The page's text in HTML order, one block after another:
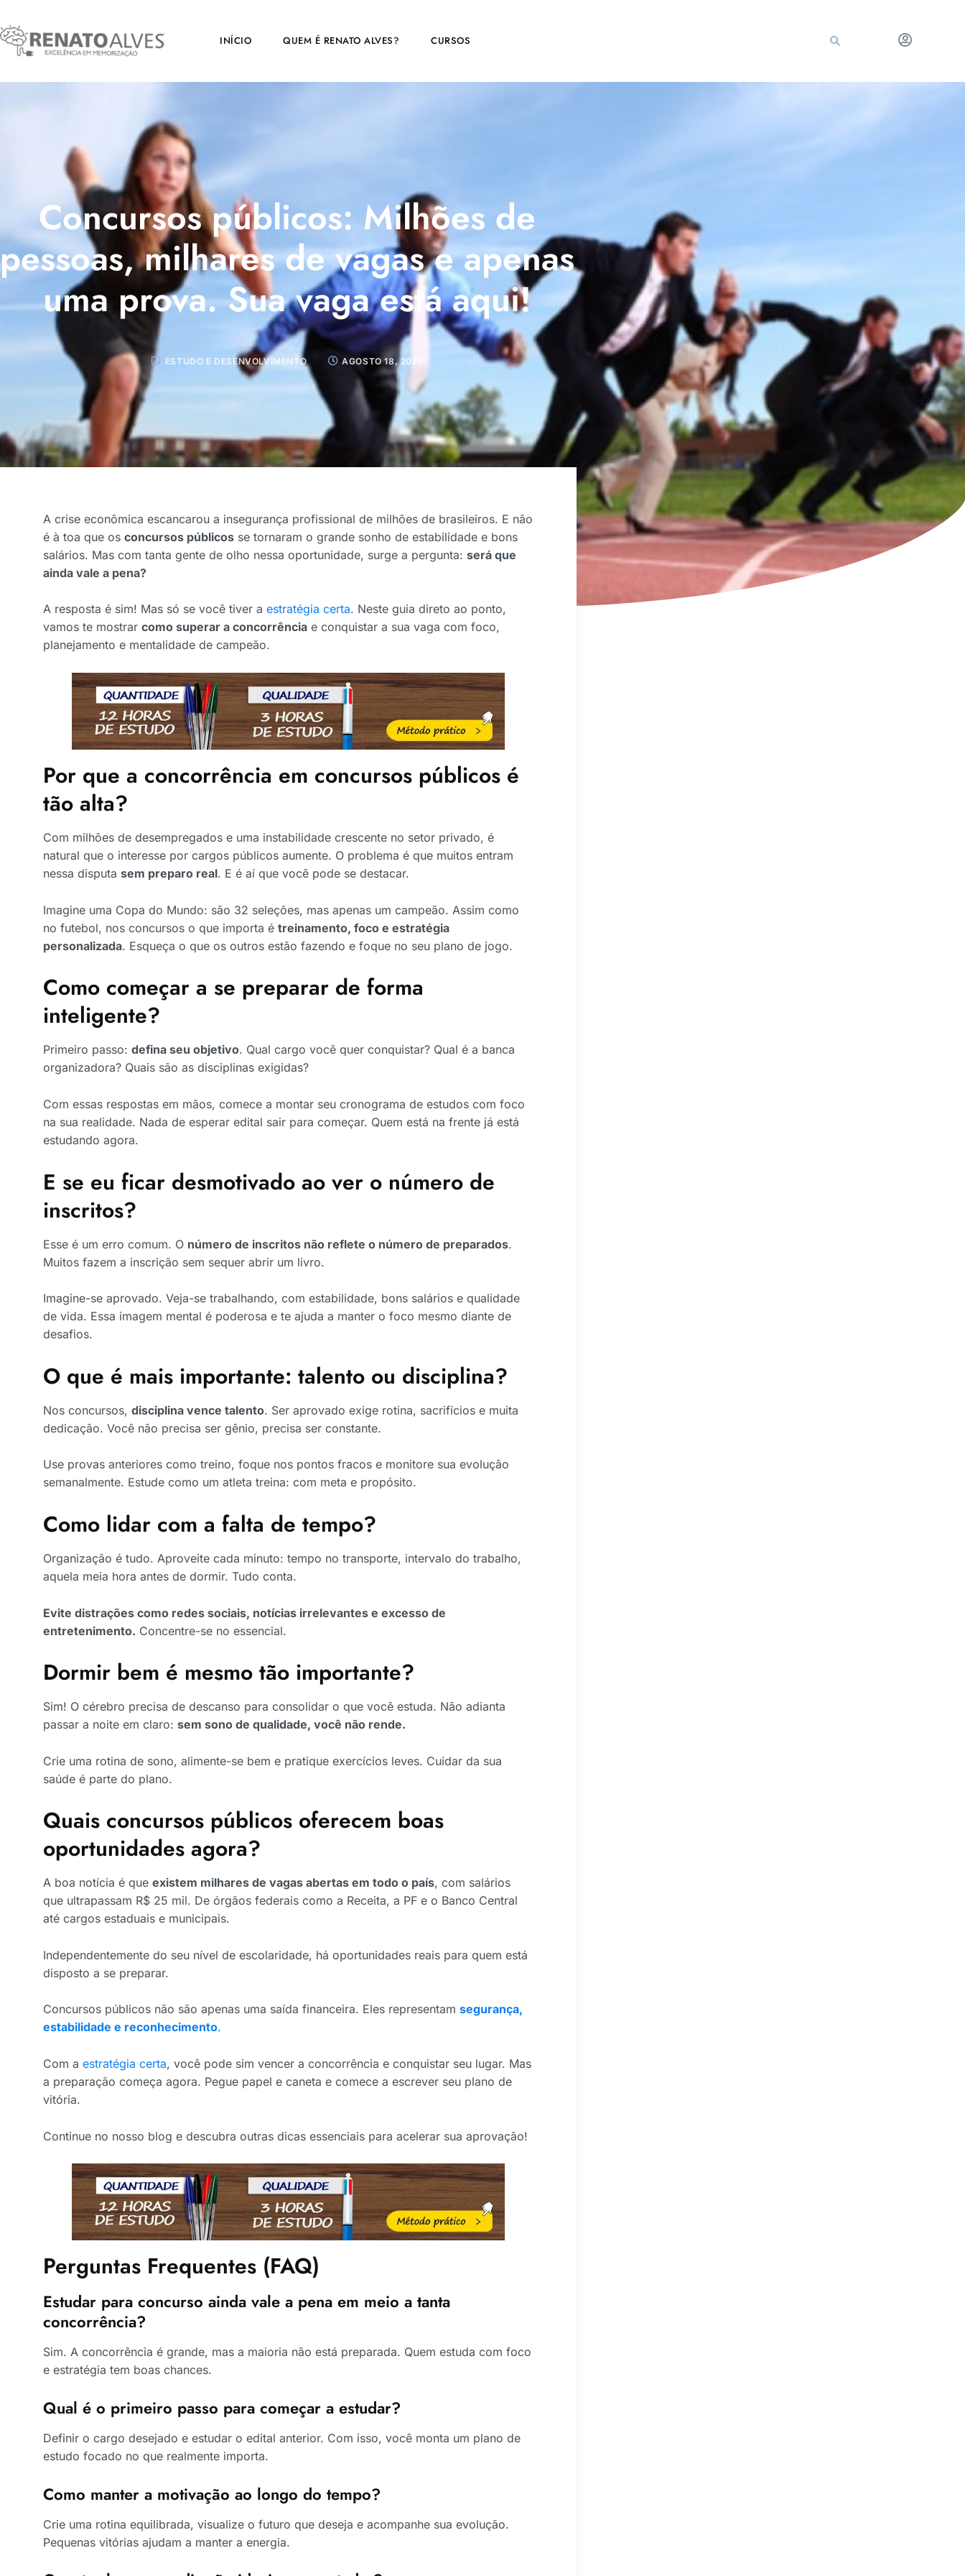
INÍCIO QUEM É RENATO ALVES? CURSOS
Concursos públicos: Milhões de
pessoas, milhares de vagas e apenas
uma prova. Sua vaga está aqui!
ESTUDO E DESENVOLVIMENTO AGOSTO 18, 2025
A crise econômica escancarou a insegurança profissional de milhões de brasileiros. E não
é à toa que os concursos públicos se tornaram o grande sonho de estabilidade e bons
salários. Mas com tanta gente de olho nessa oportunidade, surge a pergunta: será que
ainda vale a pena?
A resposta é sim! Mas só se você tiver a estratégia certa. Neste guia direto ao ponto,
vamos te mostrar como superar a concorrência e conquistar a sua vaga com foco,
planejamento e mentalidade de campeão.
Por que a concorrência em concursos públicos é
tão alta?
Com milhões de desempregados e uma instabilidade crescente no setor privado, é
natural que o interesse por cargos públicos aumente. O problema é que muitos entram
nessa disputa sem preparo real. E é aí que você pode se destacar.
Imagine uma Copa do Mundo: são 32 seleções, mas apenas um campeão. Assim como
no futebol, nos concursos o que importa é treinamento, foco e estratégia
personalizada. Esqueça o que os outros estão fazendo e foque no seu plano de jogo.
Como começar a se preparar de forma
inteligente?
Primeiro passo: defina seu objetivo. Qual cargo você quer conquistar? Qual é a banca
organizadora? Quais são as disciplinas exigidas?
Com essas respostas em mãos, comece a montar seu cronograma de estudos com foco
na sua realidade. Nada de esperar edital sair para começar. Quem está na frente já está
estudando agora.
E se eu ficar desmotivado ao ver o número de
inscritos?
Esse é um erro comum. O número de inscritos não reflete o número de preparados.
Muitos fazem a inscrição sem sequer abrir um livro.
Imagine-se aprovado. Veja-se trabalhando, com estabilidade, bons salários e qualidade
de vida. Essa imagem mental é poderosa e te ajuda a manter o foco mesmo diante de
desafios.
O que é mais importante: talento ou disciplina?
Nos concursos, disciplina vence talento. Ser aprovado exige rotina, sacrifícios e muita
dedicação. Você não precisa ser gênio, precisa ser constante.
Use provas anteriores como treino, foque nos pontos fracos e monitore sua evolução
semanalmente. Estude como um atleta treina: com meta e propósito.
Como lidar com a falta de tempo?
Organização é tudo. Aproveite cada minuto: tempo no transporte, intervalo do trabalho,
aquela meia hora antes de dormir. Tudo conta.
Evite distrações como redes sociais, notícias irrelevantes e excesso de
entretenimento. Concentre-se no essencial.
Dormir bem é mesmo tão importante?
Sim! O cérebro precisa de descanso para consolidar o que você estuda. Não adianta
passar a noite em claro: sem sono de qualidade, você não rende.
Crie uma rotina de sono, alimente-se bem e pratique exercícios leves. Cuidar da sua
saúde é parte do plano.
Quais concursos públicos oferecem boas
oportunidades agora?
A boa notícia é que existem milhares de vagas abertas em todo o país, com salários
que ultrapassam R$ 25 mil. De órgãos federais como a Receita, a PF e o Banco Central
até cargos estaduais e municipais.
Independentemente do seu nível de escolaridade, há oportunidades reais para quem está
disposto a se preparar.
Concursos públicos não são apenas uma saída financeira. Eles representam segurança,
estabilidade e reconhecimento.
Com a estratégia certa, você pode sim vencer a concorrência e conquistar seu lugar. Mas
a preparação começa agora. Pegue papel e caneta e comece a escrever seu plano de
vitória.
Continue no nosso blog e descubra outras dicas essenciais para acelerar sua aprovação!
Perguntas Frequentes (FAQ)
Estudar para concurso ainda vale a pena em meio a tanta
concorrência?
Sim. A concorrência é grande, mas a maioria não está preparada. Quem estuda com foco
e estratégia tem boas chances.
Qual é o primeiro passo para começar a estudar?
Definir o cargo desejado e estudar o edital anterior. Com isso, você monta um plano de
estudo focado no que realmente importa.
Como manter a motivação ao longo do tempo?
Crie uma rotina equilibrada, visualize o futuro que deseja e acompanhe sua evolução.
Pequenas vitórias ajudam a manter a energia.